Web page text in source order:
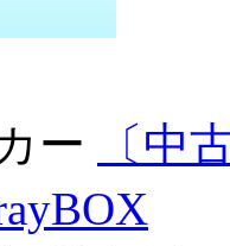
ー
〔中